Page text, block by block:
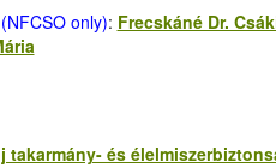
only): Frecskáné Dr.
takarmány- és